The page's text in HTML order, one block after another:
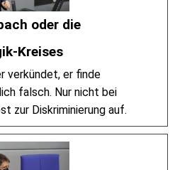
oder die
Kreises
verkündet, er finde
falsch. Nur nicht bei
zur Diskriminierung auf.